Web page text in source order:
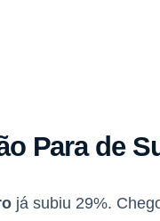
Para de
já subiu 29%.